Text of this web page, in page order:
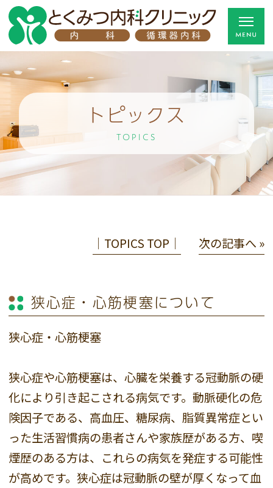
トピックス
TOPICS
│TOPICS TOP│ 次の記事へ »
狭心症・心筋梗塞について
狭心症・心筋梗塞
狭心症や心筋梗塞は、心臓を栄養する冠動脈の硬
化により引き起こされる病気です。動脈硬化の危
険因子である、高血圧、糖尿病、脂質異常症とい
った生活習慣病の患者さんや家族歴がある方、喫
煙歴のある方は、これらの病気を発症する可能性
が高めです。狭心症は冠動脈の壁が厚くなって血